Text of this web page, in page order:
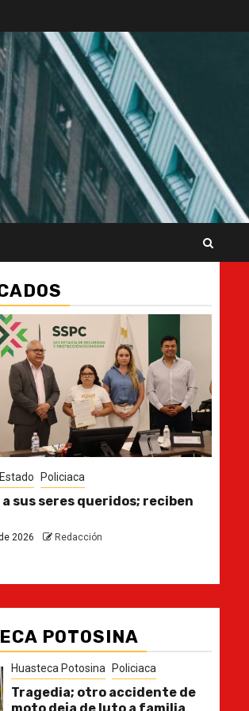
Destacados
Ya casi, el quinto informe
POTOSINA
Huasteca Potosina Policiaca
Tragedia; otro accidente de